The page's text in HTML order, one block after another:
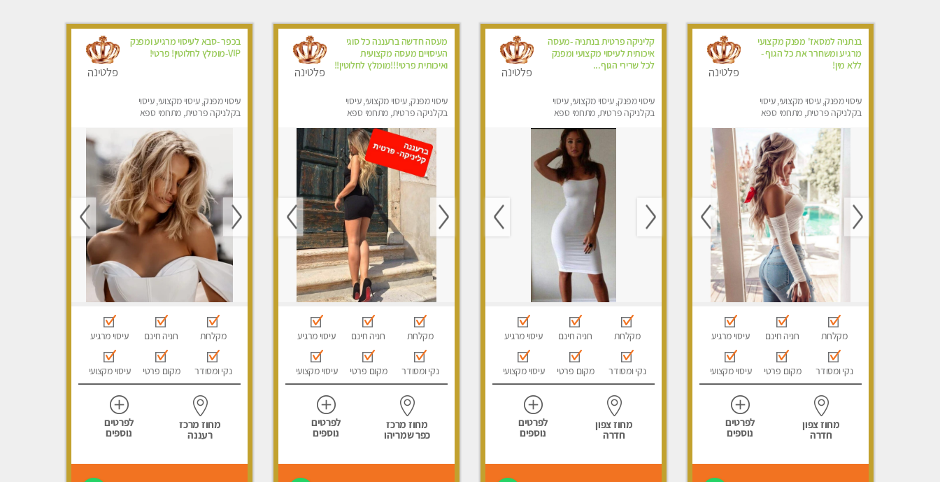
בנתניה למסאז' מפנק מקצועי
מרגיע ומשחרר את כל הגוף -
ללא מין!
עיסוי מפנק, עיסוי מקצועי, עיסוי
בקלניקה פרטית, מתחמי ספא
פלטינה
מקלחת חניה חינם עיסוי מרגיע
נקי ומסודר מקום פרטי עיסוי מקצועי
מחוז צפון
חדרה
לפרטים
נוספים
קליניקה פרטית בנתניה -מעסה
איכותית לעיסוי מקצועי ומפנק
לכל שרירי הגוף...
עיסוי מפנק, עיסוי מקצועי, עיסוי
בקלניקה פרטית, מתחמי ספא
פלטינה
מקלחת חניה חינם עיסוי מרגיע
נקי ומסודר מקום פרטי עיסוי מקצועי
מחוז צפון
חדרה
לפרטים
נוספים
מעסה חדשה ברעננה כל סוגי
העיסויים מעסה מקצועית
ואיכותית פרטי!!!מומלץ לחלוטין!!
עיסוי מפנק, עיסוי מקצועי, עיסוי
בקלניקה פרטית, מתחמי ספא
טנטרה
פלטינה
מקלחת חניה חינם עיסוי מרגיע
נקי ומסודר מקום פרטי עיסוי מקצועי
מחוז מרכז
כפר שמריהו
לפרטים
נוספים
בכפר -סבא לעיסוי מרגיע ומפנק
VIP-מומלץ לחלוטין! פרטי! ​​​​​​
עיסוי מפנק, עיסוי מקצועי, עיסוי
בקלניקה פרטית, מתחמי ספא
פלטינה
מקלחת חניה חינם עיסוי מרגיע
נקי ומסודר מקום פרטי עיסוי מקצועי
מחוז מרכז
רעננה
לפרטים
נוספים